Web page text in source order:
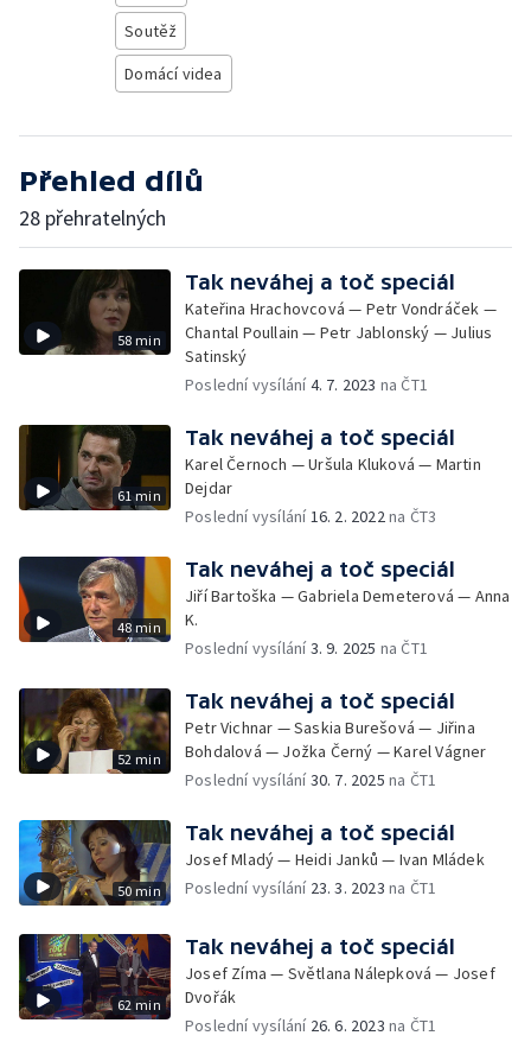
Soutěž
Domácí videa
Přehled dílů
28 přehratelných
58 min
Tak neváhej a toč speciál
Kateřina Hrachovcová — Petr Vondráček —
Chantal Poullain — Petr Jablonský — Julius
Satinský
Poslední vysílání4. 7. 2023 na ČT1
61 min
Tak neváhej a toč speciál
Karel Černoch — Uršula Kluková — Martin
Dejdar
Poslední vysílání16. 2. 2022na ČT3
48 min
Tak neváhej a toč speciál
Jiří Bartoška — Gabriela Demeterová — Anna
K.
Poslední vysílání3. 9. 2025 na ČT1
52 min
Tak neváhej a toč speciál
Petr Vichnar — Saskia Burešová — Jiřina
Bohdalová — Jožka Černý — Karel Vágner
Poslední vysílání30. 7. 2025 na ČT1
50 min
Tak neváhej a toč speciál
Josef Mladý — Heidi Janků — Ivan Mládek
Poslední vysílání 23. 3. 2023 na ČT1
62 min
Tak neváhej a toč speciál
Josef Zíma — Světlana Nálepková — Josef
Dvořák
Poslední vysílání 26. 6. 2023 na ČT1